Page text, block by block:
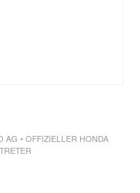
AG • OFFIZIELLER HONDA